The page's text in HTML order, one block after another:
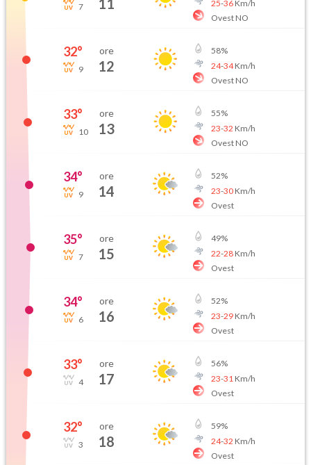
7 11 25-36Km/h
Ovest NO
32°
9
ore
12
58%
24-34Km/h
Ovest NO
33°
10
ore
13
55%
23-32 Km/h
Ovest NO
34°
9
ore
14
52%
23-30Km/h
Ovest
35°
7
ore
15
49%
22-28Km/h
Ovest
34°
6
ore
16
52%
23-29Km/h
Ovest
33°
4
ore
17
56%
23-31 Km/h
Ovest
32°
3
ore
18
59%
24-32 Km/h
Ovest